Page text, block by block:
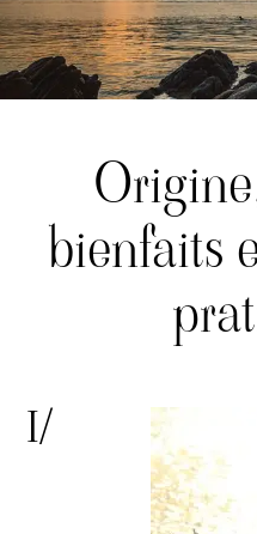
bienfaits
I/